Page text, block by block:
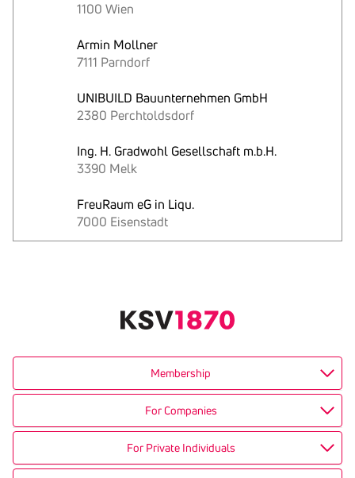
1100 Wien
Armin Mollner
7111 Parndorf
UNIBUILD Bauunternehmen GmbH
2380 Perchtoldsdorf
Ing. H. Gradwohl Gesellschaft m.b.H.
3390 Melk
FreuRaum eG in Liqu.
7000 Eisenstadt
Membership
For Companies
For Private Individuals